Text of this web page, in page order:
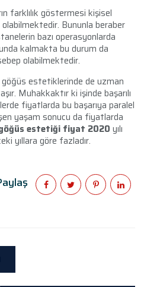
farklılık göstermesi kişisel
Bununla beraber
bazı operasyonlarda
kalmakta bu durum da
olabilmektedir.
estetiklerinde de uzman
Muhakkaktır ki işinde başarılı
fiyatlarda bu başarıya paralel
yaşam sonucu da fiyatlarda
estetiği fiyat 2020 yılı
yıllara göre fazladır.